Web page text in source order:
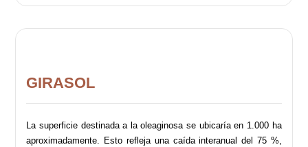
GIRASOL
La superficie destinada a la oleaginosa se ubicaría en 1.000 ha
aproximadamente. Esto refleja una caída interanual del 75 %,